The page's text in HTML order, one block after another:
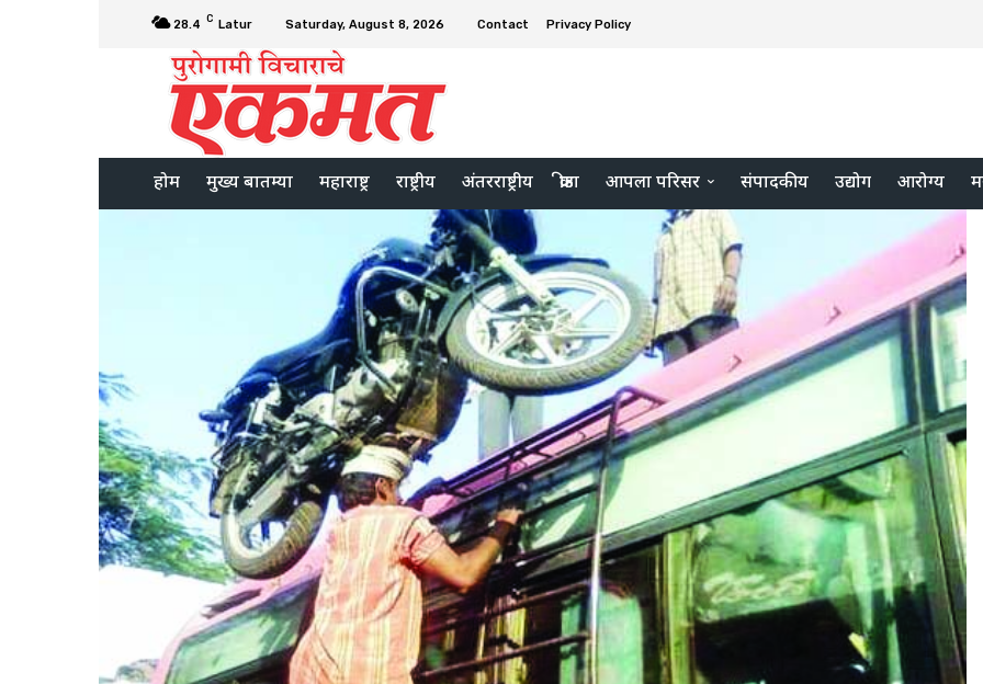
28.4 C Latur Saturday, August 8, 2026 Contact Privacy Policy
होम मुख्य बातम्या महाराष्ट्र राष्ट्रीय अंतरराष्ट्रीय क्रीडा आपला परिसर संपादकीय उद्योग आरोग्य